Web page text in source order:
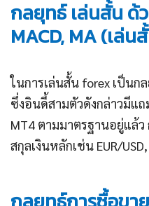
กลยุทธ์ เล่นสั้น ด้
MACD, MA (เล่น
ในการเล่นสั้น forex เป็น
ซึ่งอินดี้สามตัวดังกล่าวมีแ
MT4 ตามมาตรฐานอยู่แล้
สกุลเงินหลักเช่น EUR/USD,